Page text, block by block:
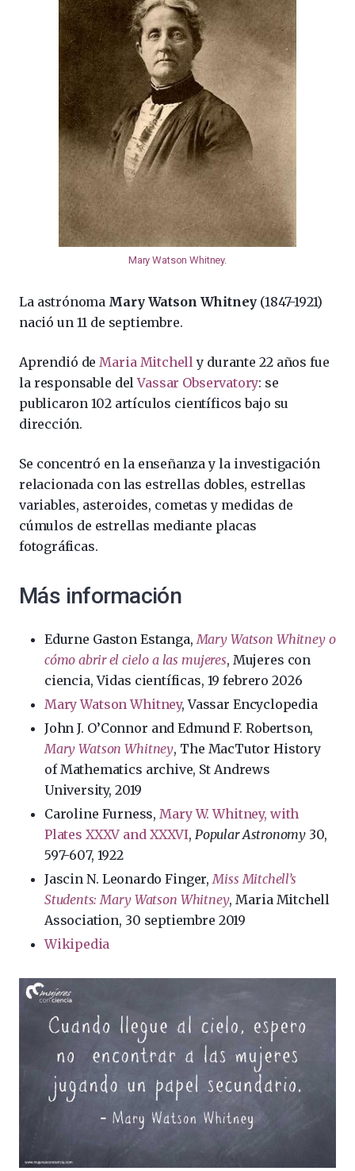
Mary Watson Whitney.
La astrónoma Mary Watson Whitney (1847-1921)
nació un 11 de septiembre.
Aprendió deMaria Mitchelly durante 22 años fue
la responsable delVassar Observatory: se
publicaron 102 artículos científicos bajo su
dirección.
Se concentró en la enseñanza y la investigación
relacionada con las estrellas dobles, estrellas
variables, asteroides, cometas y medidas de
cúmulos de estrellas mediante placas
fotográficas.
Más información
Edurne Gaston Estanga,Mary Watson Whitney o
cómo abrir el cielo a las mujeres, Mujeres con
ciencia, Vidas científicas, 19 febrero 2026
Mary Watson Whitney, Vassar Encyclopedia
John J. O’Connor and Edmund F. Robertson,
Mary Watson Whitney, The MacTutor History
of Mathematics archive, St Andrews
University, 2019
Caroline Furness,Mary W. Whitney, with
Plates XXXV and XXXVI,Popular Astronomy 30,
597-607, 1922
Jascin N. Leonardo Finger,Miss Mitchell’s
Students: Mary Watson Whitney, Maria Mitchell
Association, 30 septiembre 2019
Wikipedia